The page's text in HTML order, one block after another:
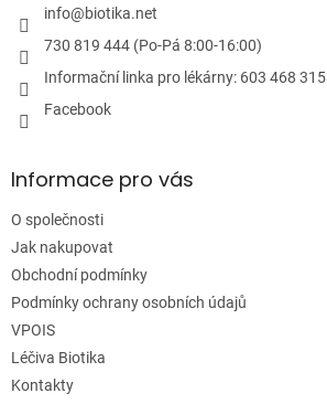
info@biotika.net
730 819 444 (Po-Pá 8:00-16:00)
Informační linka pro lékárny: 603 468 315
Facebook
Informace pro vás
O společnosti
Jak nakupovat
Obchodní podmínky
Podmínky ochrany osobních údajů
VPOIS
Léčiva Biotika
Kontakty